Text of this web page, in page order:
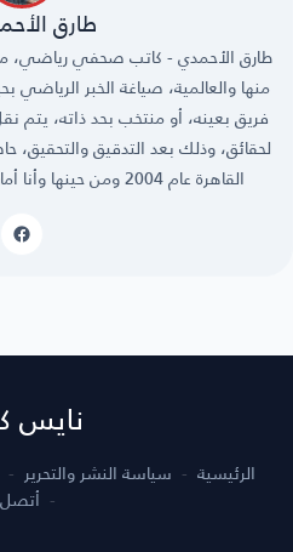
طارق
طارق الأحمدي - كاتب صحفي رياضي،
منها والعالمية، صياغة الخبر الرياضي
فريق بعينه، أو منتخب بحد ذاته، يتم
لحقائق، وذلك بعد التدقيق
القاهرة عام 2004 ومن حينها وأنا أمارس مهنتي بكل حُب وشغف.
نايس
الرئيسية سياسة النشر والتحرير
أتصل